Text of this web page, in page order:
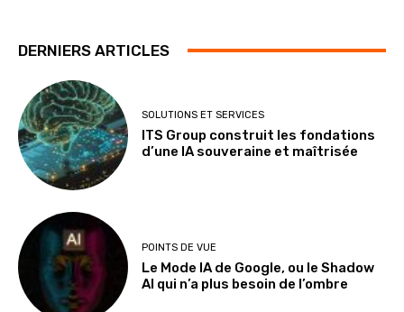
DERNIERS ARTICLES
SOLUTIONS ET SERVICES
ITS Group construit les fondations
d’une IA souveraine et maîtrisée
POINTS DE VUE
Le Mode IA de Google, ou le Shadow
AI qui n’a plus besoin de l’ombre